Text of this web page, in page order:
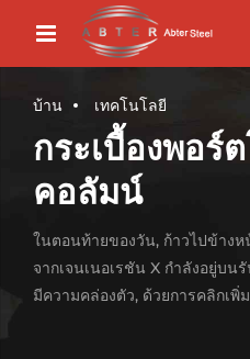
บ้าน เทคโนโลยี
กระเบื้องพอร์
คอลัมน์
ในตอนท้ายของวัน, ก้าวไปข้าง
จากเจนเนอเรชัน X กำลังอยู่บ
มีความคล่องตัว, ด้วยการคลิกเพิ่